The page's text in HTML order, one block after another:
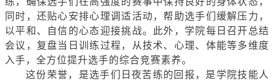
同时，还贴心安排心理调适活动，帮助选手们缓解压力，
以平和、自信的心态迎接挑战。此外，学院每日召开总结
会议，复盘当日训练过程，从技术、心理、体能等多维度
入手，全方位提升选手的综合竞赛素养。
这份荣誉，是选手们日夜苦练的回报，是学院技能人